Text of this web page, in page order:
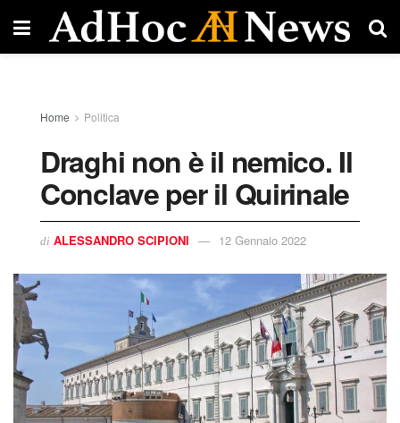
Home Politica
Draghi non è il nemico. Il
Conclave per il Quirinale
di ALESSANDRO SCIPIONI 12 Gennaio 2022